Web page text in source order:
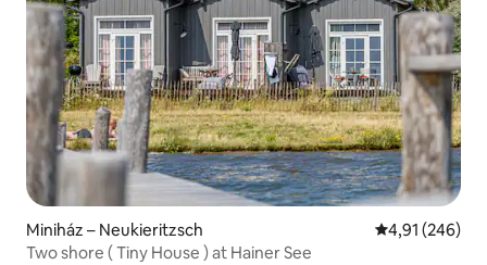
Miniház – Neukieritzsch Átlagos
4,91 (246)
Two shore ( Tiny House ) at Hainer See